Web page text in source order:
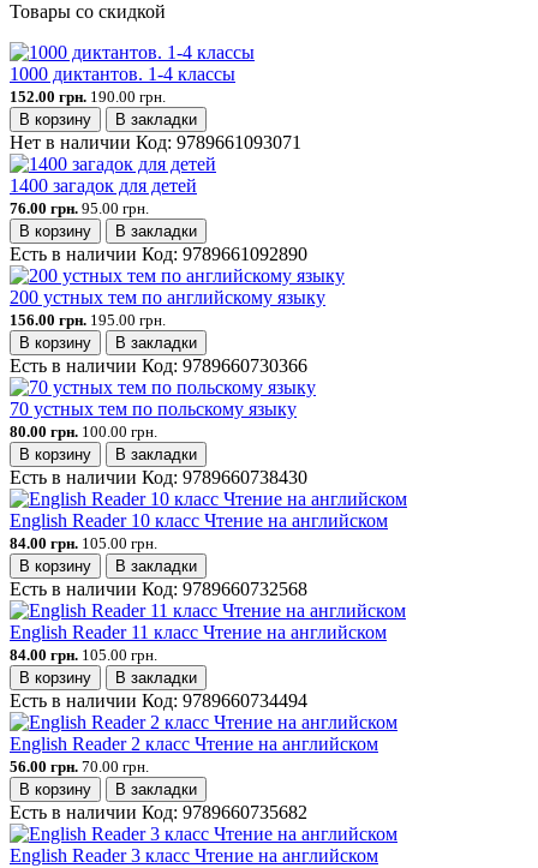
Товары со скидкой
1000 диктантов. 1-4 классы
152.00 грн. 190.00 грн.
В корзину
В закладки
Нет в наличии Код: 9789661093071
1400 загадок для детей
76.00 грн. 95.00 грн.
В корзину
В закладки
Есть в наличии Код: 9789661092890
200 устных тем по английскому языку
156.00 грн. 195.00 грн.
В корзину
В закладки
Есть в наличии Код: 9789660730366
70 устных тем по польскому языку
80.00 грн. 100.00 грн.
В корзину
В закладки
Есть в наличии Код: 9789660738430
English Reader 10 класс Чтение на английском
84.00 грн. 105.00 грн.
В корзину
В закладки
Есть в наличии Код: 9789660732568
English Reader 11 класс Чтение на английском
84.00 грн. 105.00 грн.
В корзину
В закладки
Есть в наличии Код: 9789660734494
English Reader 2 класс Чтение на английском
56.00 грн. 70.00 грн.
В корзину
В закладки
Есть в наличии Код: 9789660735682
English Reader 3 класс Чтение на английском